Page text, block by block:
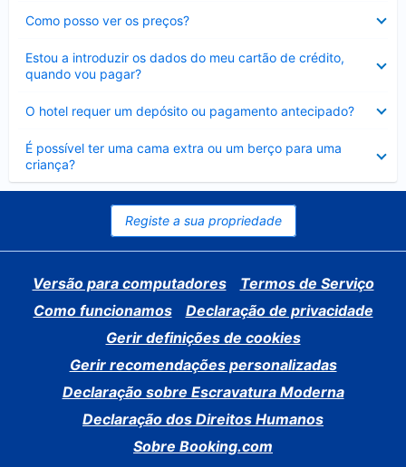
Como posso ver os preços?
fechado
Estou a introduzir os dados do meu cartão de crédito,
quando vou pagar?
fechado
O hotel requer um depósito ou pagamento antecipado?
fechado
É possível ter uma cama extra ou um berço para uma
criança?
Elemento
fechado
Registe a sua propriedade
Versão para computadores
Termos de Serviço
Como funcionamos
Declaração de privacidade
Gerir definições de cookies
Gerir recomendações personalizadas
Declaração sobre Escravatura Moderna
Declaração dos Direitos Humanos
Sobre Booking.com